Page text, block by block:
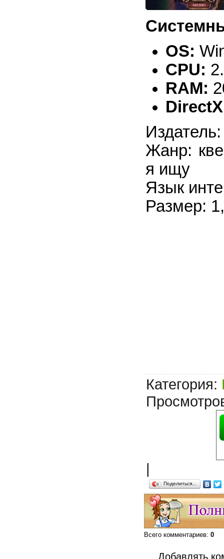
OS:
CPU:
RAM:
Жанр:
я ищу
Язык
Размер:
Категория:
|
Поделиться…
Всего комментариев: 0
Добавлять